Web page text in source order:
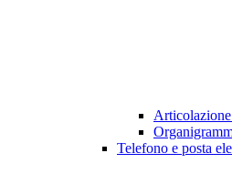
Telefono e posta